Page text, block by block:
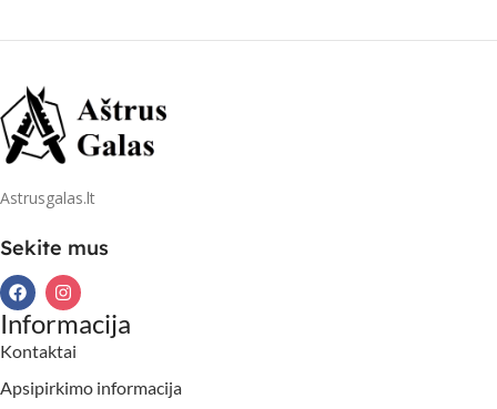
Astrusgalas.lt
Sekite mus
Informacija
Kontaktai
Apsipirkimo informacija